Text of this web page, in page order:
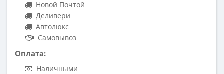
Новой Почтой
Деливери
Автолюкс
Самовывоз
Оплата:
Наличными